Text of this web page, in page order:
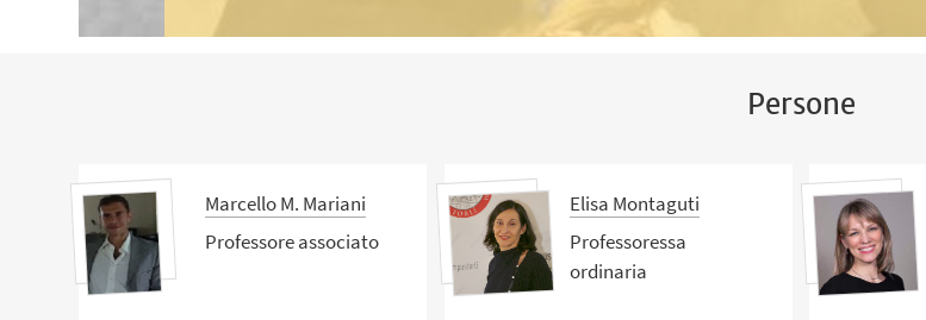
Persone
Marcello M. Mariani
Professore associato
Elisa Montaguti
Professoressa
ordinaria